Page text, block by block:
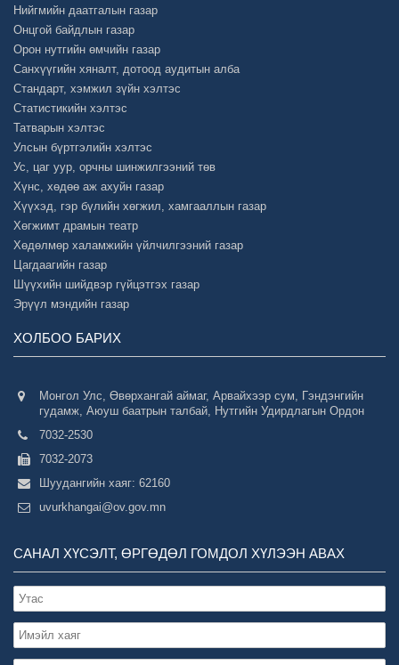
Нийгмийн даатгалын газар
Онцгой байдлын газар
Орон нутгийн өмчийн газар
Санхүүгийн хяналт, дотоод аудитын алба
Стандарт, хэмжил зүйн хэлтэс
Статистикийн хэлтэс
Татварын хэлтэс
Улсын бүртгэлийн хэлтэс
Ус, цаг уур, орчны шинжилгээний төв
Хүнс, хөдөө аж ахуйн газар
Хүүхэд, гэр бүлийн хөгжил, хамгааллын газар
Хөгжимт драмын театр
Хөдөлмөр халамжийн үйлчилгээний газар
Цагдаагийн газар
Шүүхийн шийдвэр гүйцэтгэх газар
Эрүүл мэндийн газар
ХОЛБОО БАРИХ
Монгол Улс, Өвөрхангай аймаг, Арвайхээр сум, Гэндэнгийн
гудамж, Аюуш баатрын талбай, Нутгийн Удирдлагын Ордон
7032-2530
7032-2073
Шуудангийн хаяг: 62160
uvurkhangai@ov.gov.mn
САНАЛ ХҮСЭЛТ, ӨРГӨДӨЛ ГОМДОЛ ХҮЛЭЭН АВАХ